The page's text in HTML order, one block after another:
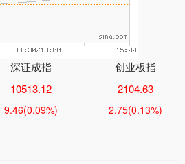
深证成指
10513.12
9.46(0.09%)
创业板指
2104.63
2.75(0.13%)